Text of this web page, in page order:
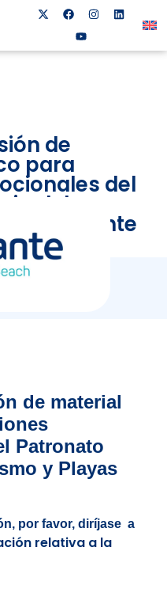
de
para
del
de
de Alicante
de material
Patronato
y Playas
por favor, diríjase a
relativa a la